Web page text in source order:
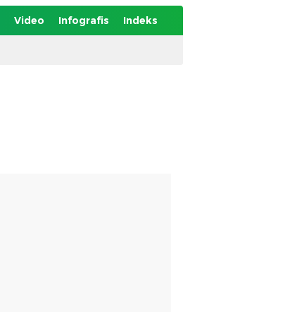
Video Infografis Indeks